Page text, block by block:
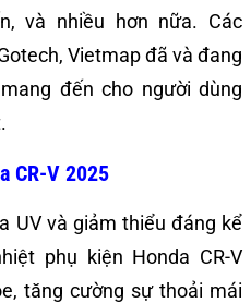
và nhiều hơn nữa. Các
Vietmap đã và đang
đến cho người dùng
CR-V 2025
UV và giảm thiểu đáng kể
phụ kiện Honda CR-V
tăng cường sự thoải mái